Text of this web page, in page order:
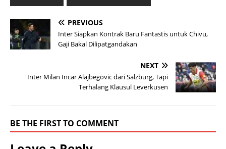
PREVIOUS
Inter Siapkan Kontrak Baru Fantastis untuk Chivu,
Gaji Bakal Dilipatgandakan
NEXT
Inter Milan Incar Alajbegovic dari Salzburg, Tapi
Terhalang Klausul Leverkusen
BE THE FIRST TO COMMENT